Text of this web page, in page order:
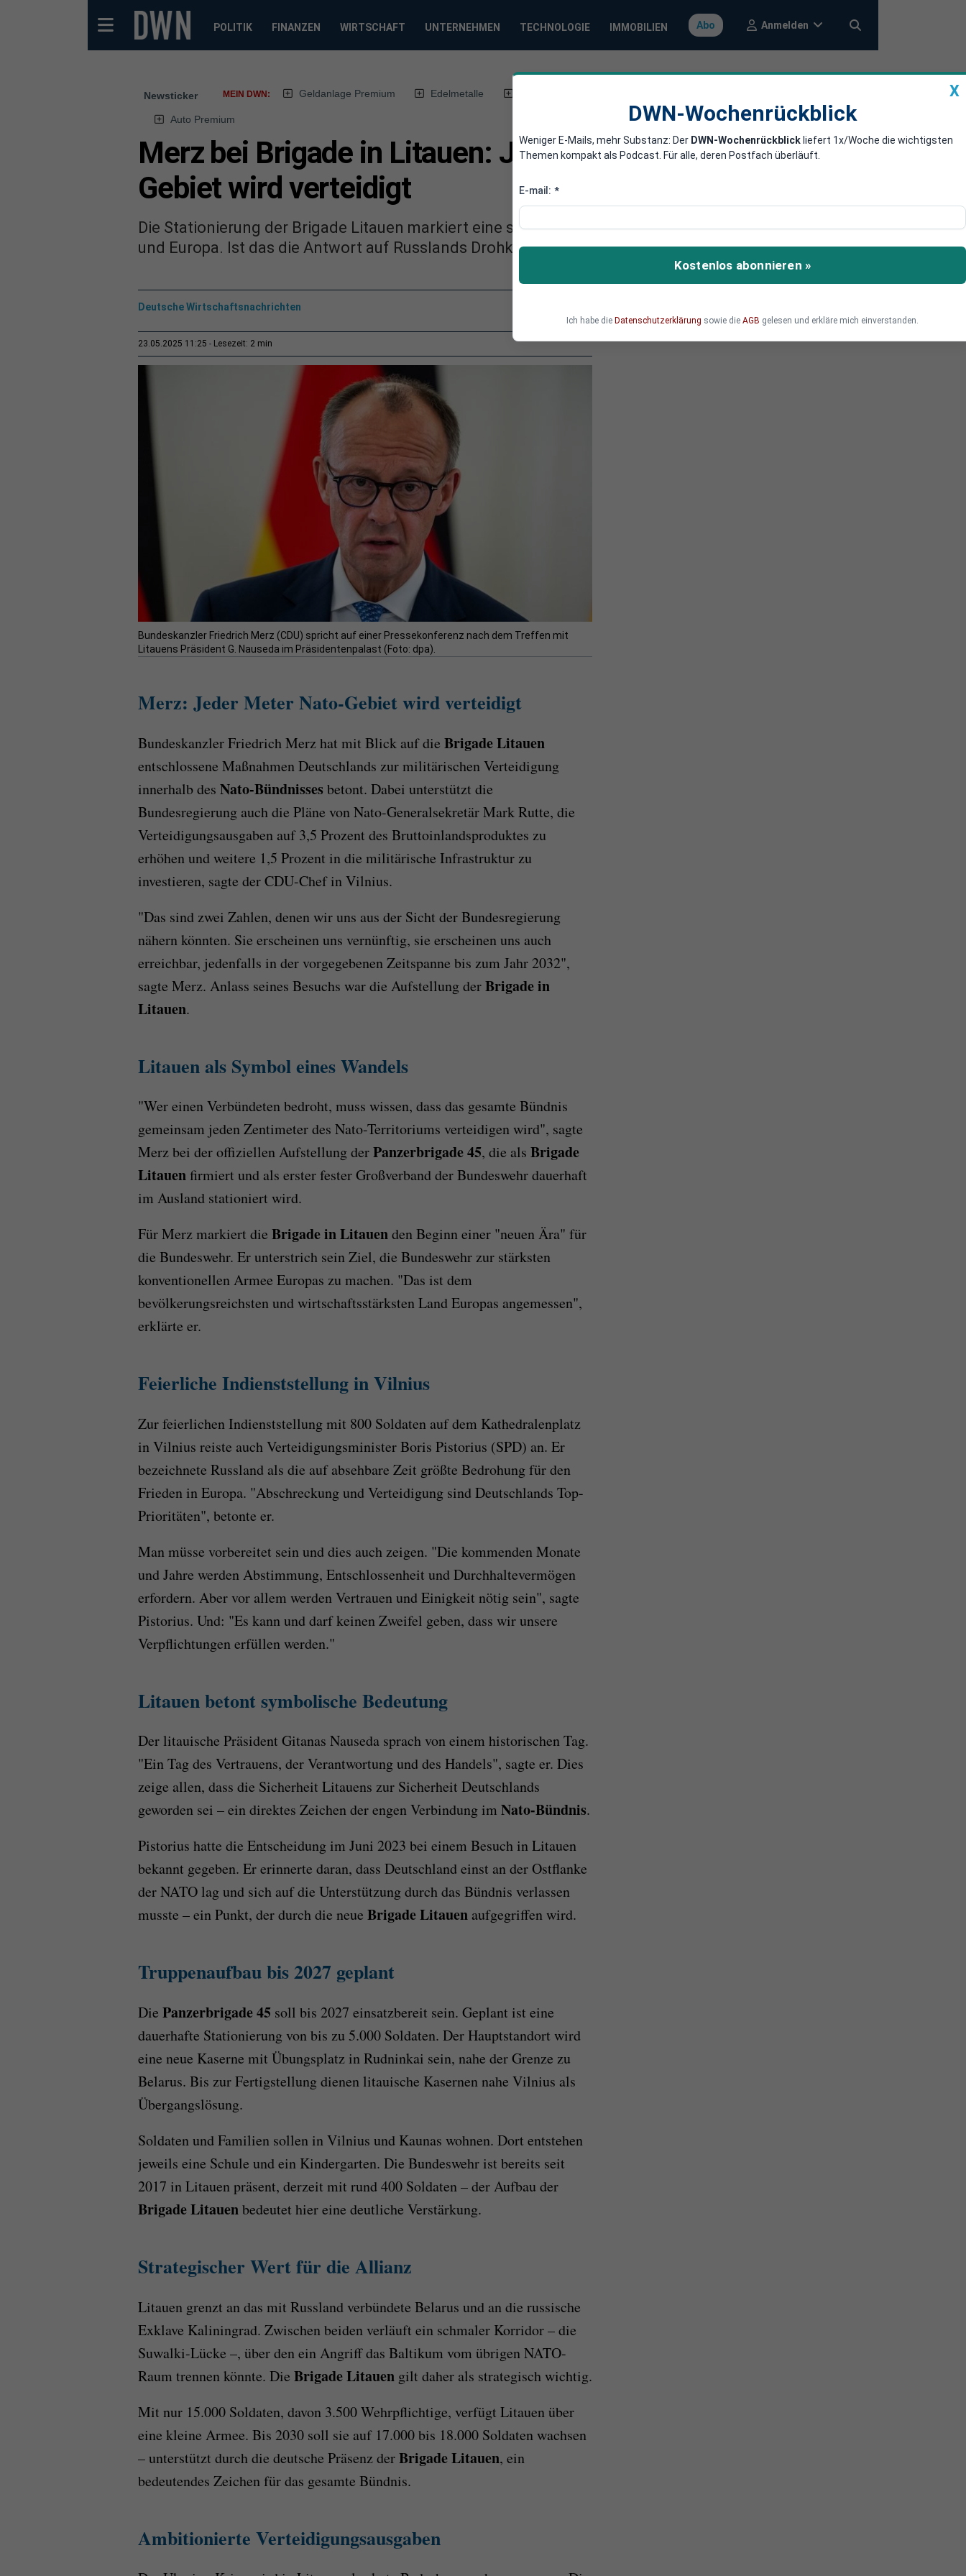
POLITIK FINANZEN WIRTSCHAFT UNTERNEHMEN TECHNOLOGIE IMMOBILIEN Abo Anmelden
Newsticker MEIN DWN: Geldanlage Premium Edelmetalle
Auto Premium
Merz bei Brigade in Litauen: Jeder Zentimeter Nato-
Gebiet wird verteidigt
Die Stationierung der Brigade Litauen markiert eine sicherheitspolitische Wende für Deutschland
und Europa. Ist das die Antwort auf Russlands Drohkulisse oder ein riskanter Kraftakt?
Deutsche Wirtschaftsnachrichten
23.05.2025 11:25 Lesezeit: 2 min
Bundeskanzler Friedrich Merz (CDU) spricht auf einer Pressekonferenz nach dem Treffen mit
Litauens Präsident G. Nauseda im Präsidentenpalast (Foto: dpa).
Merz: Jeder Meter Nato-Gebiet wird verteidigt
Bundeskanzler Friedrich Merz hat mit Blick auf die Brigade Litauen
entschlossene Maßnahmen Deutschlands zur militärischen Verteidigung
innerhalb des Nato-Bündnisses betont. Dabei unterstützt die
Bundesregierung auch die Pläne von Nato-Generalsekretär Mark Rutte, die
Verteidigungsausgaben auf 3,5 Prozent des Bruttoinlandsproduktes zu
erhöhen und weitere 1,5 Prozent in die militärische Infrastruktur zu
investieren, sagte der CDU-Chef in Vilnius.
"Das sind zwei Zahlen, denen wir uns aus der Sicht der Bundesregierung
nähern könnten. Sie erscheinen uns vernünftig, sie erscheinen uns auch
erreichbar, jedenfalls in der vorgegebenen Zeitspanne bis zum Jahr 2032",
sagte Merz. Anlass seines Besuchs war die Aufstellung derBrigade in
Litauen.
Litauen als Symbol eines Wandels
"Wer einen Verbündeten bedroht, muss wissen, dass das gesamte Bündnis
gemeinsam jeden Zentimeter des Nato-Territoriums verteidigen wird", sagte
Merz bei der offiziellen Aufstellung derPanzerbrigade 45, die als Brigade
Litauenfirmiert und als erster fester Großverband der Bundeswehr dauerhaft
im Ausland stationiert wird.
Für Merz markiert die Brigade in Litauenden Beginn einer "neuen Ära" für
die Bundeswehr. Er unterstrich sein Ziel, die Bundeswehr zur stärksten
konventionellen Armee Europas zu machen. "Das ist dem
bevölkerungsreichsten und wirtschaftsstärksten Land Europas angemessen",
erklärte er.
Feierliche Indienststellung in Vilnius
Zur feierlichen Indienststellung mit 800 Soldaten auf dem Kathedralenplatz
in Vilnius reiste auch Verteidigungsminister Boris Pistorius (SPD) an. Er
bezeichnete Russland als die auf absehbare Zeit größte Bedrohung für den
Frieden in Europa. "Abschreckung und Verteidigung sind Deutschlands Top-
Prioritäten", betonte er.
Man müsse vorbereitet sein und dies auch zeigen. "Die kommenden Monate
und Jahre werden Abstimmung, Entschlossenheit und Durchhaltevermögen
erfordern. Aber vor allem werden Vertrauen und Einigkeit nötig sein", sagte
Pistorius. Und: "Es kann und darf keinen Zweifel geben, dass wir unsere
Verpflichtungen erfüllen werden."
Litauen betont symbolische Bedeutung
Der litauische Präsident Gitanas Nauseda sprach von einem historischen Tag.
"Ein Tag des Vertrauens, der Verantwortung und des Handels", sagte er. Dies
zeige allen, dass die Sicherheit Litauens zur Sicherheit Deutschlands
geworden sei – ein direktes Zeichen der engen Verbindung im Nato-Bündnis.
Pistorius hatte die Entscheidung im Juni 2023 bei einem Besuch in Litauen
bekannt gegeben. Er erinnerte daran, dass Deutschland einst an der Ostflanke
der NATO lag und sich auf die Unterstützung durch das Bündnis verlassen
musste – ein Punkt, der durch die neue Brigade Litauen aufgegriffen wird.
Truppenaufbau bis 2027 geplant
Die Panzerbrigade 45 soll bis 2027 einsatzbereit sein. Geplant ist eine
dauerhafte Stationierung von bis zu 5.000 Soldaten. Der Hauptstandort wird
eine neue Kaserne mit Übungsplatz in Rudninkai sein, nahe der Grenze zu
Belarus. Bis zur Fertigstellung dienen litauische Kasernen nahe Vilnius als
Übergangslösung.
Soldaten und Familien sollen in Vilnius und Kaunas wohnen. Dort entstehen
jeweils eine Schule und ein Kindergarten. Die Bundeswehr ist bereits seit
2017 in Litauen präsent, derzeit mit rund 400 Soldaten – der Aufbau der
Brigade Litauenbedeutet hier eine deutliche Verstärkung.
Strategischer Wert für die Allianz
Litauen grenzt an das mit Russland verbündete Belarus und an die russische
Exklave Kaliningrad. Zwischen beiden verläuft ein schmaler Korridor – die
Suwalki-Lücke –, über den ein Angriff das Baltikum vom übrigen NATO-
Raum trennen könnte. Die Brigade Litauen gilt daher als strategisch wichtig.
Mit nur 15.000 Soldaten, davon 3.500 Wehrpflichtige, verfügt Litauen über
eine kleine Armee. Bis 2030 soll sie auf 17.000 bis 18.000 Soldaten wachsen
– unterstützt durch die deutsche Präsenz derBrigade Litauen, ein
bedeutendes Zeichen für das gesamte Bündnis.
Ambitionierte Verteidigungsausgaben
X
DWN-Wochenrückblick
Weniger E-Mails, mehr Substanz: Der DWN-Wochenrückblick liefert 1x/Woche die wichtigsten
Themen kompakt als Podcast. Für alle, deren Postfach überläuft.
E-mail: *
Kostenlos abonnieren »
Ich habe die Datenschutzerklärung sowie die AGB gelesen und erkläre mich einverstanden.